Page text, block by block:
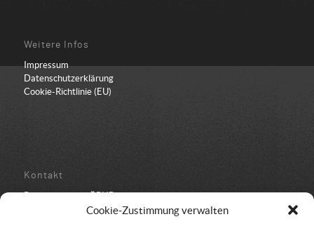
Cookie-Zustimmung verwalten
Weitere Infos
Impressum
Datenschutzerklärung
Cookie-Richtlinie (EU)
Kontakt
Bundesbüro der ÖRHB
Schulstraße 443